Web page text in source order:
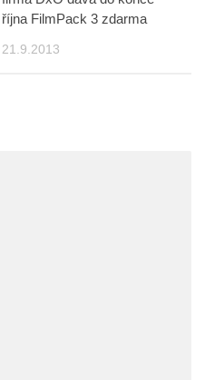
října FilmPack 3 zdarma
21.9.2013